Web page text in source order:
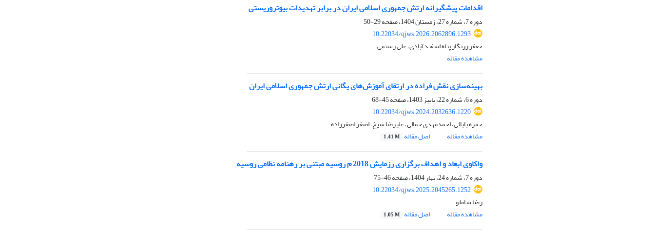
اقدامات پیشگیرانه ارتش جمهوری اسلامی ایران در برابر تهدیدات بیوتروریستی
دوره 7، شماره 27، زمستان 1404، صفحه
29-50
10.22034/qjws.2026.2062896.1293
جعفر زرنگار پناه اسفندآبادی، علی رستمی
مشاهده مقاله
بهینه‌سازی نقش فراده در ارتقای آموزش‌های یگانی ارتش جمهوری اسلامی ایران
دوره 6، شماره 22، پاییز 1403، صفحه
45-68
10.22034/qjws.2024.2032636.1220
حمزه بابائی، احمدمهدی جمالی، علیرضا شیخ، اصغر اصغرزاده
مشاهده مقاله
اصل مقاله 1.41 M
واکاوی ابعاد و اهداف برگزاری رزمایش 2018 م روسیه مبتنی بر رهنامه نظامی روسیه
دوره 7، شماره 24، بهار 1404، صفحه
46-75
10.22034/qjws.2025.2045265.1252
رضا شاملو
مشاهده مقاله
اصل مقاله 1.05 M